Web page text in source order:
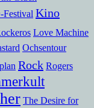
Kino
Love Machine
Ochsentour
Rock Rogers
The Desire for